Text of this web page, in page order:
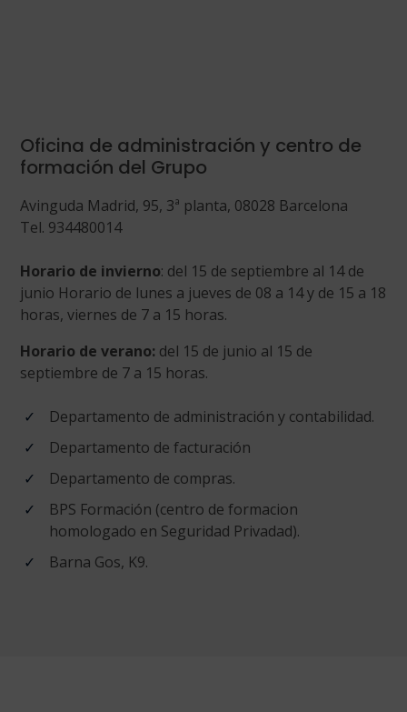
Oficina de administración y centro de
formación del Grupo
Avinguda Madrid, 95, 3ª planta, 08028 Barcelona
Tel. 934480014
Horario de invierno: del 15 de septiembre al 14 de
junio Horario de lunes a jueves de 08 a 14 y de 15 a 18
horas, viernes de 7 a 15 horas.
Horario de verano: del 15 de junio al 15 de
septiembre de 7 a 15 horas.
Departamento de administración y contabilidad.
Departamento de facturación
Departamento de compras.
BPS Formación (centro de formacion
homologado en Seguridad Privadad).
Barna Gos, K9.